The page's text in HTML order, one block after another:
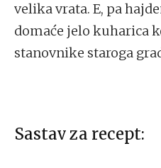
velika vrata. E, pa
domaće jelo kuharica
stanovnike staroga
Sastav za recept: